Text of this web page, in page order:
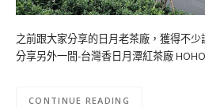
之前跟大家分享的日月老茶廠，獲得不
分享另外一間-台灣香日月潭紅茶廠
CONTINUE READING